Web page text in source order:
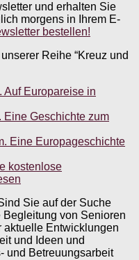
und erhalten Sie
morgens in Ihrem E-
bestellen!
Reihe “Kreuz und
Auf Europareise in
Eine Geschichte zum
Eine Europageschichte
kostenlose
Sie auf der Suche
von Senioren
aktuelle Entwicklungen
und Ideen und
und Betreuungsarbeit